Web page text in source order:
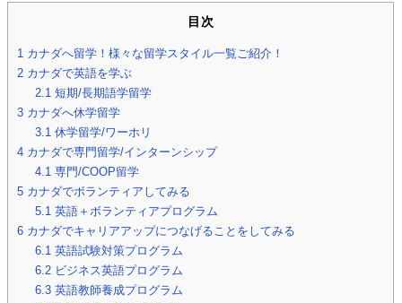
目次
1 カナダへ留学！様々な留学スタイル一覧ご紹介！
2 カナダで英語を学ぶ
2.1 短期/長期語学留学
3 カナダへ休学留学
3.1 休学留学/ワーホリ
4 カナダで専門留学/インターンシップ
4.1 専門/COOP留学
5 カナダでボランティアしてみる
5.1 英語＋ボランティアプログラム
6 カナダでキャリアアップにつなげることをしてみる
6.1 英語試験対策プログラム
6.2 ビジネス英語プログラム
6.3 英語教師養成プログラム